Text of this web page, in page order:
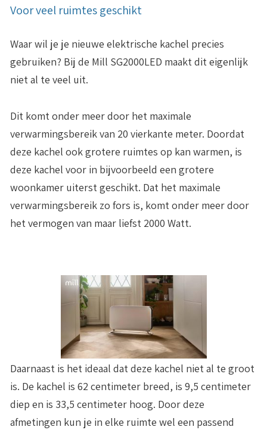
Voor veel ruimtes geschikt
Waar wil je je nieuwe elektrische kachel precies
gebruiken? Bij de Mill SG2000LED maakt dit eigenlijk
niet al te veel uit.
Dit komt onder meer door het maximale
verwarmingsbereik van 20 vierkante meter. Doordat
deze kachel ook grotere ruimtes op kan warmen, is
deze kachel voor in bijvoorbeeld een grotere
woonkamer uiterst geschikt. Dat het maximale
verwarmingsbereik zo fors is, komt onder meer door
het vermogen van maar liefst 2000 Watt.
Daarnaast is het ideaal dat deze kachel niet al te groot
is. De kachel is 62 centimeter breed, is 9,5 centimeter
diep en is 33,5 centimeter hoog. Door deze
afmetingen kun je in elke ruimte wel een passend